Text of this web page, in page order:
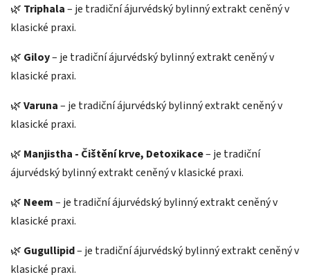
🌿 Triphala– je tradiční ájurvédský bylinný extrakt ceněný v
klasické praxi.
🌿 Giloy– je tradiční ájurvédský bylinný extrakt ceněný v
klasické praxi.
🌿Varuna– je tradiční ájurvédský bylinný extrakt ceněný v
klasické praxi.
🌿 Manjistha - Čištění krve, Detoxikace– je tradiční
ájurvédský bylinný extrakt ceněný v klasické praxi.
🌿 Neem– je tradiční ájurvédský bylinný extrakt ceněný v
klasické praxi.
🌿 Gugullipid– je tradiční ájurvédský bylinný extrakt ceněný v
klasické praxi.